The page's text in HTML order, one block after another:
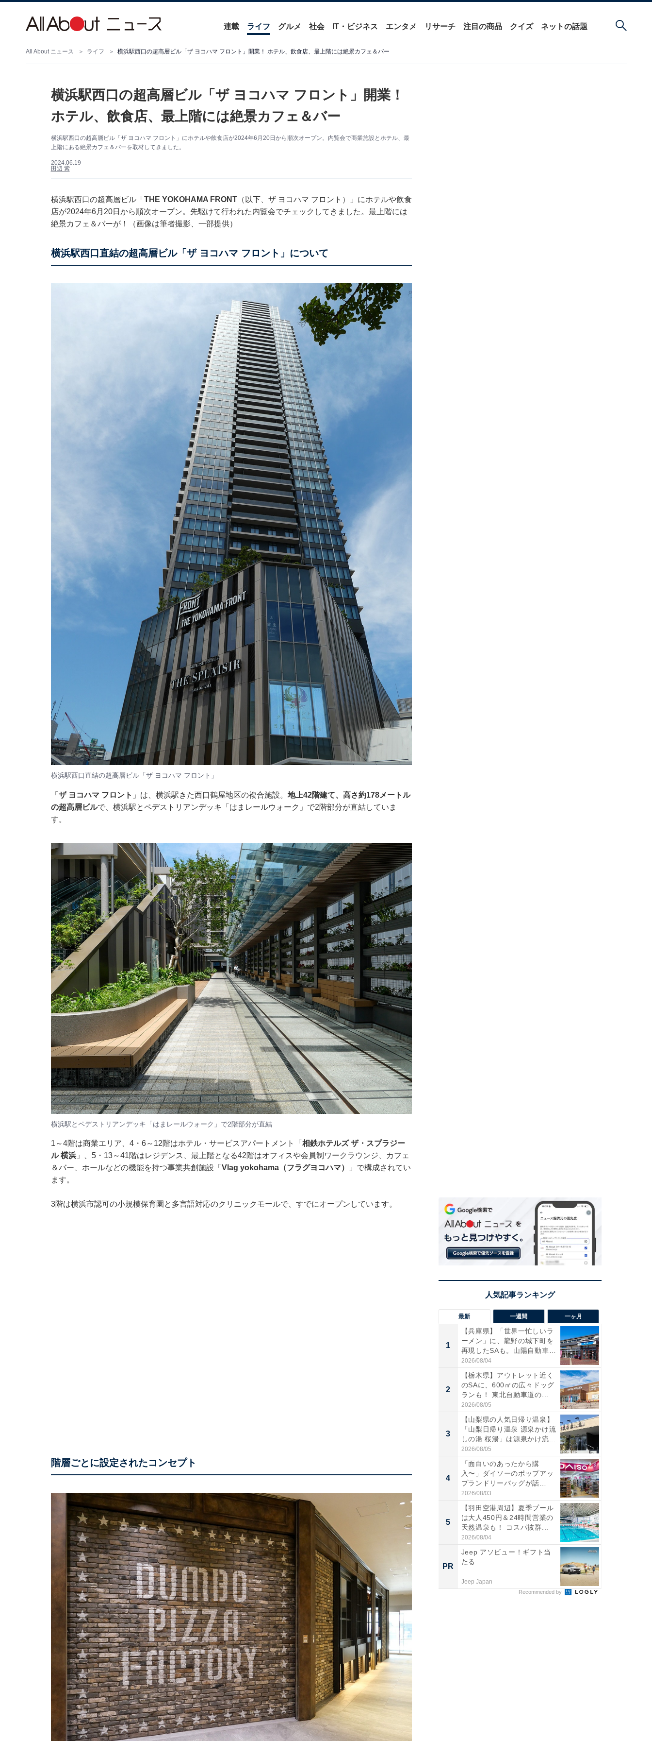
連載 ライフ グルメ 社会 IT・ビジネス エンタメ リサーチ 注目の商品 クイズ ネットの話題
All About ニュース ライフ 横浜駅西口の超高層ビル「ザ ヨコハマ フロント」開業！ ホテル、飲食店、最上階には絶景カフェ＆バー
横浜駅西口の超高層ビル「ザ ヨコハマ フロント」開業！
ホテル、飲食店、最上階には絶景カフェ＆バー
横浜駅西口の超高層ビル「ザ ヨコハマ フロント」にホテルや飲食店が2024年6月20日から順次オープン。内覧会で商業施設とホテル、最
上階にある絶景カフェ＆バーを取材してきました。
2024.06.19
田辺 紫
横浜駅西口の超高層ビル「 THE YOKOHAMA FRONT（以下、ザ ヨコハマ フロント）」にホテルや飲食
店が2024年6月20日から順次オープン。先駆けて行われた内覧会でチェックしてきました。最上階には
絶景カフェ＆バーが！（画像は筆者撮影、一部提供）
横浜駅西口直結の超高層ビル「ザ ヨコハマ フロント」について
横浜駅西口直結の超高層ビル「ザ ヨコハマ フロント」
「 ザ ヨコハマ フロント 」は、横浜駅きた西口鶴屋地区の複合施設。 地上42階建て、高さ約178メートル
の超高層ビルで、横浜駅とペデストリアンデッキ「はまレールウォーク」で2階部分が直結していま
す。
横浜駅とペデストリアンデッキ「はまレールウォーク」で2階部分が直結
1～4階は商業エリア、4・6～12階はホテル・サービスアパートメント「 相鉄ホテルズ ザ・スプラジー
ル 横浜」、5・13～41階はレジデンス、最上階となる42階はオフィスや会員制ワークラウンジ、カフェ
＆バー、ホールなどの機能を持つ事業共創施設「 Vlag yokohama（フラグヨコハマ）
」で構成されてい
ます。
3階は横浜市認可の小規模保育園と多言語対応のクリニックモールで、すでにオープンしています。
階層ごとに設定されたコンセプト
最新 一週間 一ヶ月
1
【兵庫県】「世界一忙しいラ
ーメン」に、龍野の城下町を
再現したSAも。山陽自動車
道...
2026/08/04
2
【栃木県】アウトレット近く
のSAに、600㎡の広々ドッグ
ランも！ 東北自動車道の...
2026/08/05
3
【山梨県の人気日帰り温泉】
「山梨日帰り温泉 源泉かけ流
しの湯 桜湯」は源泉かけ流...
2026/08/05
4
「面白いのあったから購
入〜」ダイソーのポップアッ
プランドリーバッグが話
題。“さま...
2026/08/03
5
【羽田空港周辺】夏季プール
は大人450円＆24時間営業の
天然温泉も！ コスパ抜群...
2026/08/04
PR
Jeep アソビュー！ギフト当
たる
Jeep Japan
Recommended by